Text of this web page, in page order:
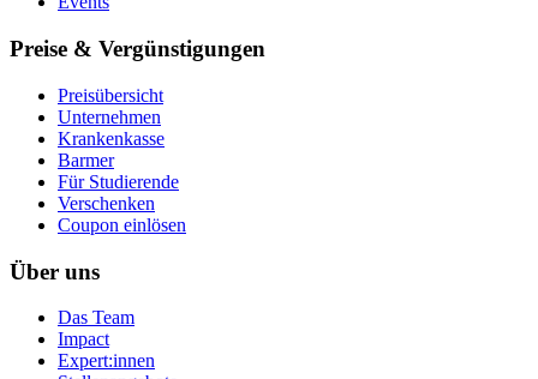
Preise & Vergünstigungen
Preisübersicht
Unternehmen
Krankenkasse
Barmer
Für Studierende
Ver­schen­ken
Coupon einlösen
Über uns
Das Team
Impact
Expert:innen